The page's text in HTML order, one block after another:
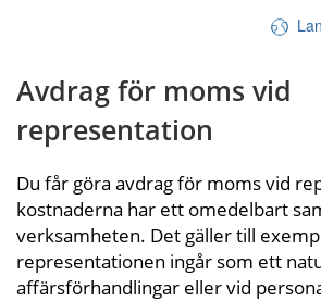
Avdrag för moms vid
representation
Du får göra avdrag för moms vid
kostnaderna har ett omedelbart
verksamheten. Det gäller till
representationen ingår som ett
affärsförhandlingar eller vid